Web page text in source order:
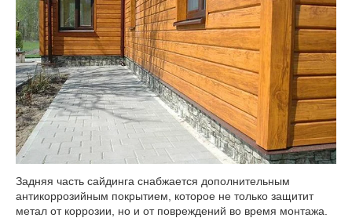
Задняя часть сайдинга снабжается дополнительным
антикоррозийным покрытием, которое не только защитит
метал от коррозии, но и от повреждений во время монтажа.